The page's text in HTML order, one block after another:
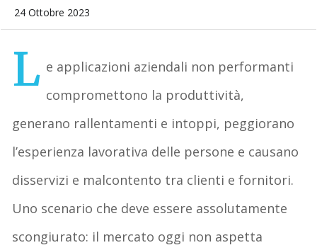
24 Ottobre 2023
L e applicazioni aziendali non performanti
compromettono la produttività,
generano rallentamenti e intoppi, peggiorano
l’esperienza lavorativa delle persone e causano
disservizi e malcontento tra clienti e fornitori.
Uno scenario che deve essere assolutamente
scongiurato: il mercato oggi non aspetta